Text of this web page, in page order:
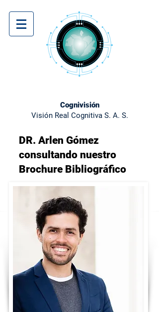
Cognivisión
Visión Real Cognitiva S. A. S.
DR. Arlen Gómez
consultando nuestro
Brochure Bibliográfico